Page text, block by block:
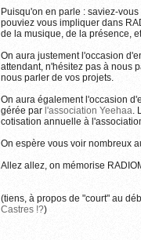
Puisqu'on en parle : saviez-
pouviez vous impliquer dans
de la musique, de la présence,
On aura justement l'occasion
attendant, n'hésitez pas à nous
nous parler de vos projets.
On aura également l'occasion
gérée par l'association Yeehaa.
cotisation annuelle à
On espère vous voir nombreux
Allez allez, on mémorise
(tiens, à propos de "court" au
Castres !?)